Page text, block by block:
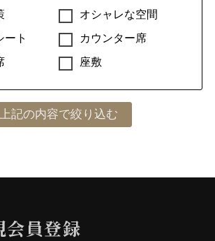
オシャレな空間
ート
カウンター席
座敷
会員登録